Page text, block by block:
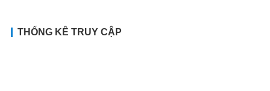
THỐNG KÊ TRUY CẬP